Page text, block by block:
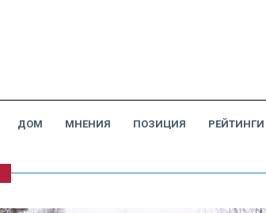
ДОМ МНЕНИЯ ПОЗИЦИЯ РЕЙТИНГИ